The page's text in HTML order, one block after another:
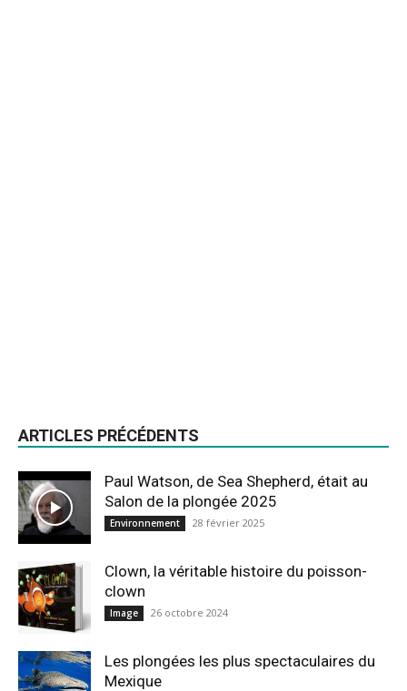
ARTICLES PRÉCÉDENTS
Paul Watson, de Sea Shepherd, était au
Salon de la plongée 2025
Environnement 28 février 2025
Clown, la véritable histoire du poisson-
clown
Image 26 octobre 2024
Les plongées les plus spectaculaires du
Mexique